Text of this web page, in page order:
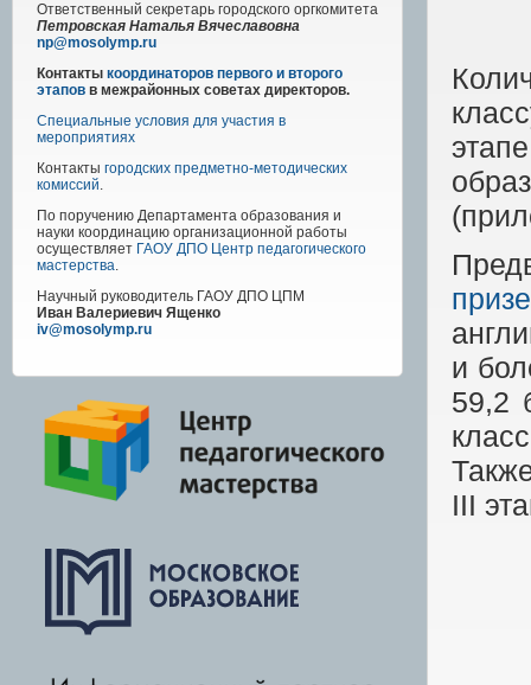
Ответственный секретарь городского оргкомитета
Петровская Наталья Вячеславовна
np@mosolymp.ru
Контакты координаторов первого и второго
этапов в межрайонных советах директоров.
Специальные условия для участия в
мероприятиях
Контакты городских предметно-методических
комиссий.
По поручению Департамента образования и
науки координацию организационной работы
осуществляет ГАОУ ДПО Центр педагогического
мастерства.
Научный руководитель ГАОУ ДПО ЦПМ
Иван Валериевич Ященко
iv@mosolymp.ru
и
59,2
III